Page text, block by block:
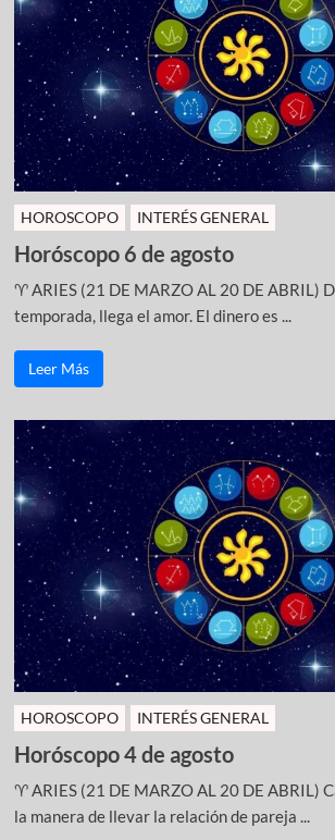
HOROSCOPO INTERÉS GENERAL
Horóscopo 6 de agosto
♈ ARIES (21 DE MARZO AL 20 DE ABRIL)
temporada, llega el amor. El dinero es ...
Leer Más
HOROSCOPO INTERÉS GENERAL
Horóscopo 4 de agosto
♈ ARIES (21 DE MARZO AL 20 DE ABRIL)
la manera de llevar la relación de pareja ...